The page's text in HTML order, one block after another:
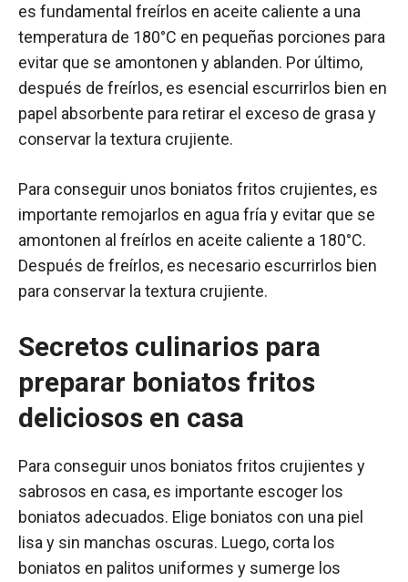
es fundamental freírlos en aceite caliente a una
temperatura de 180°C en pequeñas porciones para
evitar que se amontonen y ablanden. Por último,
después de freírlos, es esencial escurrirlos bien en
papel absorbente para retirar el exceso de grasa y
conservar la textura crujiente.
Para conseguir unos boniatos fritos crujientes, es
importante remojarlos en agua fría y evitar que se
amontonen al freírlos en aceite caliente a 180°C.
Después de freírlos, es necesario escurrirlos bien
para conservar la textura crujiente.
Secretos culinarios para
preparar boniatos fritos
deliciosos en casa
Para conseguir unos boniatos fritos crujientes y
sabrosos en casa, es importante escoger los
boniatos adecuados. Elige boniatos con una piel
lisa y sin manchas oscuras. Luego, corta los
boniatos en palitos uniformes y sumerge los